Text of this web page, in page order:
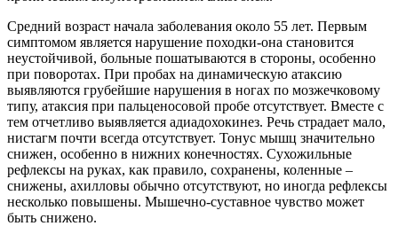
Средний возраст начала заболевания около 55 лет. Первым
симптомом является нарушение походки-она становится
неустойчивой, больные пошатываются в стороны, особенно
при поворотах. При пробах на динамическую атаксию
выявляются грубейшие нарушения в ногах по мозжечковому
типу, атаксия при пальценосовой пробе отсутствует. Вместе с
тем отчетливо выявляется адиадохокинез. Речь страдает мало,
нистагм почти всегда отсутствует. Тонус мышц значительно
снижен, особенно в нижних конечностях. Сухожильные
рефлексы на руках, как правило, сохранены, коленные –
снижены, ахилловы обычно отсутствуют, но иногда рефлексы
несколько повышены. Мышечно-суставное чувство может
быть снижено.